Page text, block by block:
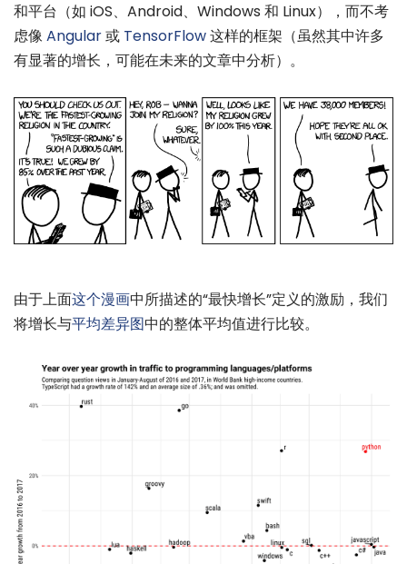
和平台（如 iOS、Android、Windows 和 Linux），而不考
虑像 Angular或 TensorFlow这样的框架（虽然其中许多
有显著的增长，可能在未来的文章中分析）。
由于上面这个漫画中所描述的“最快增长”定义的激励，我们
将增长与平均差异图中的整体平均值进行比较。